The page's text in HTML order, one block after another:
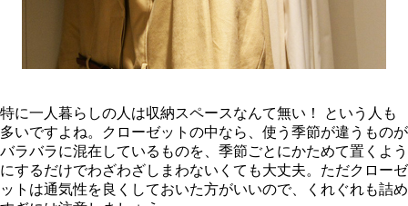
特に一人暮らしの人は収納スペースなんて無い！ という人も
多いですよね。クローゼットの中なら、使う季節が違うものが
バラバラに混在しているものを、季節ごとにかためて置くよう
にするだけでわざわざしまわないくても大丈夫。ただクローゼ
ットは通気性を良くしておいた方がいいので、くれぐれも詰め